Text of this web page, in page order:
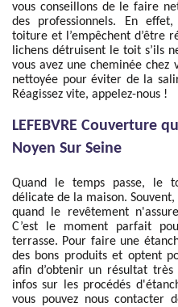
vous conseillons de le faire
des professionnels. En
toiture et l’empêchent d’être
lichens détruisent le toit s’ils
vous avez une cheminée
nettoyée pour éviter de la
Réagissez vite, appelez-nous !
LEFEBVRE Couverture
Noyen Sur Seine
Quand le temps passe, le
délicate de la maison.
quand le revêtement
C’est le moment parfait
terrasse. Pour faire une
des bons produits et optent
afin d’obtenir un résultat très
infos sur les procédés
vous pouvez nous contacter